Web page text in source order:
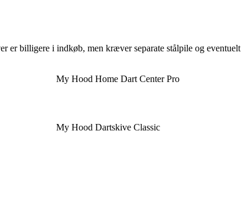
er billigere i indkøb, men kræver separate stålpile og eventuelt
My Hood Home Dart Center Pro
My Hood Dartskive Classic